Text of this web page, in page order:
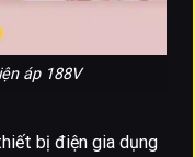
áp 188V
bị điện gia dụng